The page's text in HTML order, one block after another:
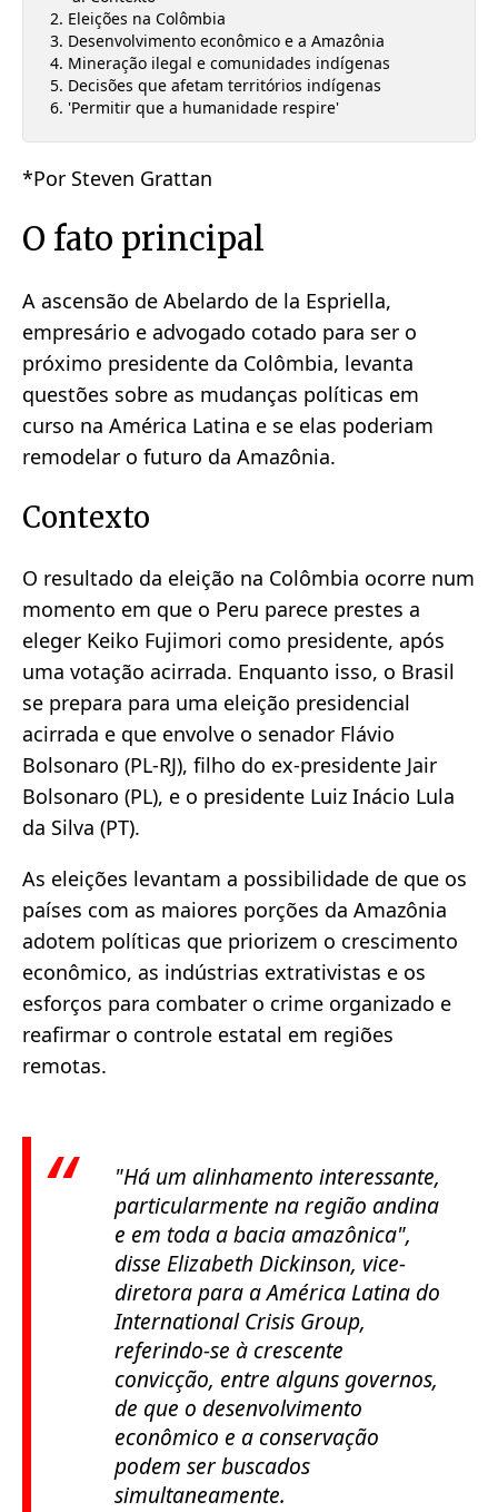
Eleições na Colômbia
Desenvolvimento econômico e a Amazônia
Mineração ilegal e comunidades indígenas
Decisões que afetam territórios indígenas
'Permitir que a humanidade respire'
*Por Steven Grattan
O fato principal
A ascensão de Abelardo de la Espriella,
empresário e advogado cotado para ser o
próximo presidente da Colômbia, levanta
questões sobre as mudanças políticas em
curso na América Latina e se elas poderiam
remodelar o futuro da Amazônia.
Contexto
O resultado da eleição na Colômbia ocorre num
momento em que o Peru parece prestes a
eleger Keiko Fujimori como presidente, após
uma votação acirrada. Enquanto isso, o Brasil
se prepara para uma eleição presidencial
acirrada e que envolve o senador Flávio
Bolsonaro (PL-RJ), filho do ex-presidente Jair
Bolsonaro (PL), e o presidente Luiz Inácio Lula
da Silva (PT).
As eleições levantam a possibilidade de que os
países com as maiores porções da Amazônia
adotem políticas que priorizem o crescimento
econômico, as indústrias extrativistas e os
esforços para combater o crime organizado e
reafirmar o controle estatal em regiões
remotas.
"Há um alinhamento interessante,
particularmente na região andina
e em toda a bacia amazônica",
disse Elizabeth Dickinson, vice-
diretora para a América Latina do
International Crisis Group,
referindo-se à crescente
convicção, entre alguns governos,
de que o desenvolvimento
econômico e a conservação
podem ser buscados
simultaneamente.